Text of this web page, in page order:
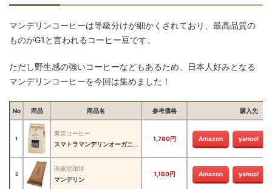
マンデリンコーヒーは等級分けが細かくされており、最高品質の
ものがG1と言われるコーヒー豆です。
ただし野生感の強いコーヒーなどもあるため、日本人好みとなる
マンデリンコーヒーを今回は集めました！
No 商品 商品名 参考価格 購入先
1
東京コーヒー
スマトラマンデリンオーガニック
1,780円 Amazon yahoo!
2
南薫堂珈琲
マンデリン
1,160円 Amazon yahoo!